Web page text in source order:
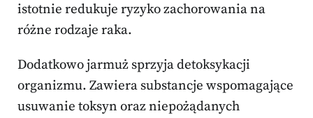
istotnie redukuje ryzyko zachorowania na
różne rodzaje raka.
Dodatkowo jarmuż sprzyja detoksykacji
organizmu. Zawiera substancje wspomagające
usuwanie toksyn oraz niepożądanych